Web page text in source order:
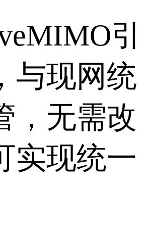
引
与现网统
，无需改
实现统一